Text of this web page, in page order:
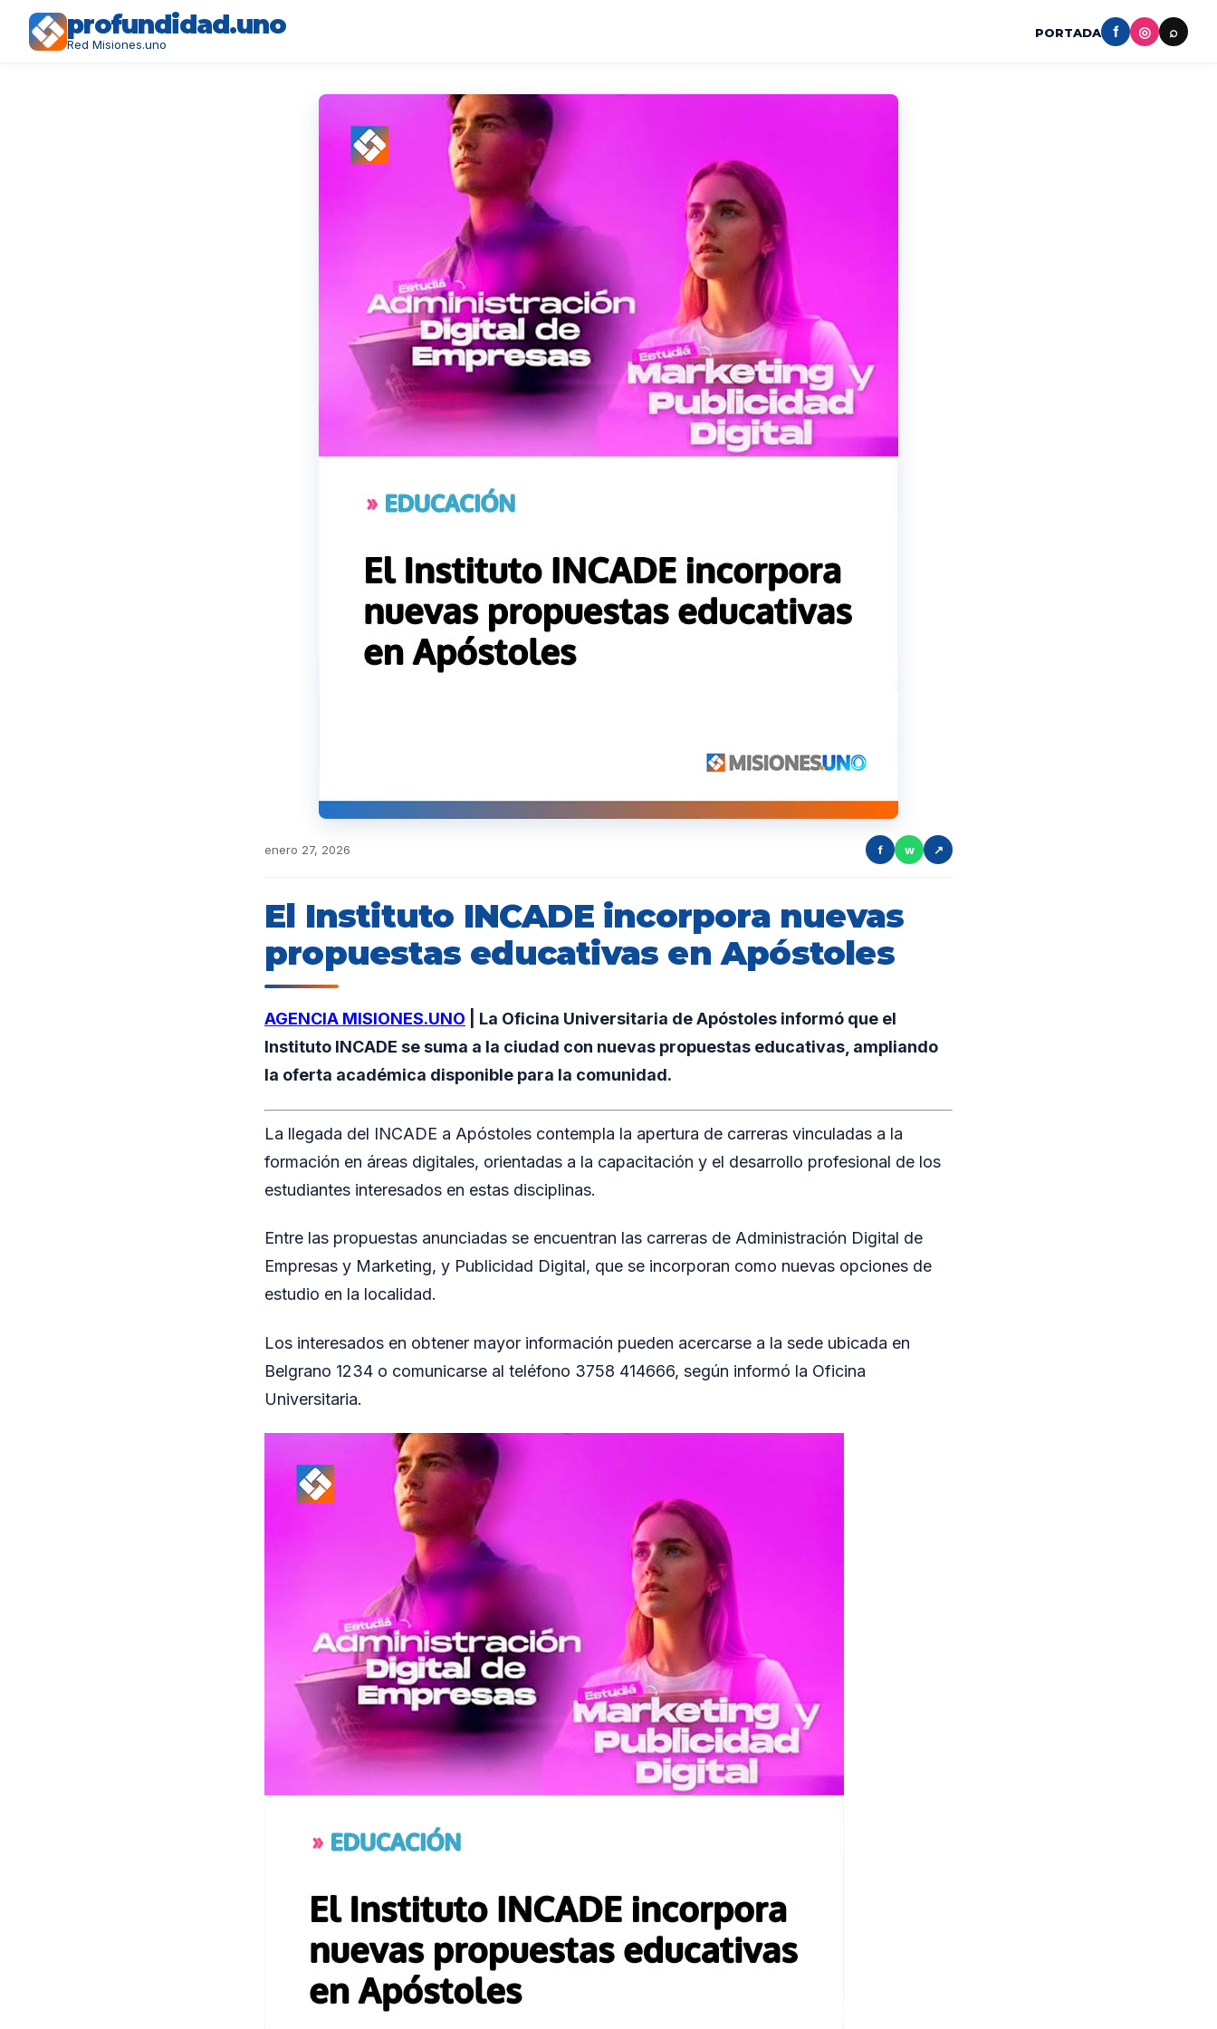
profundidad.uno
Red Misiones.uno
PORTADA f ◎ ⌕
enero 27, 2026 f w ↗
El Instituto INCADE incorpora nuevas
propuestas educativas en Apóstoles
AGENCIA MISIONES.UNO | La Oficina Universitaria de Apóstoles informó que el
Instituto INCADE se suma a la ciudad con nuevas propuestas educativas, ampliando
la oferta académica disponible para la comunidad.
La llegada del INCADE a Apóstoles contempla la apertura de carreras vinculadas a la
formación en áreas digitales, orientadas a la capacitación y el desarrollo profesional de los
estudiantes interesados en estas disciplinas.
Entre las propuestas anunciadas se encuentran las carreras de Administración Digital de
Empresas y Marketing, y Publicidad Digital, que se incorporan como nuevas opciones de
estudio en la localidad.
Los interesados en obtener mayor información pueden acercarse a la sede ubicada en
Belgrano 1234 o comunicarse al teléfono 3758 414666, según informó la Oficina
Universitaria.